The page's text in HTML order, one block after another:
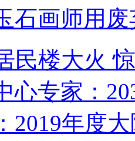
石画师用
民楼大火
心专家：
2019年度